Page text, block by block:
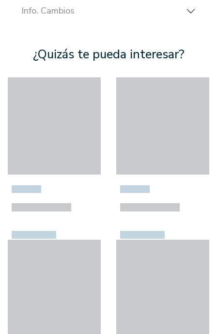
Info. Cambios
¿Quizás te pueda interesar?